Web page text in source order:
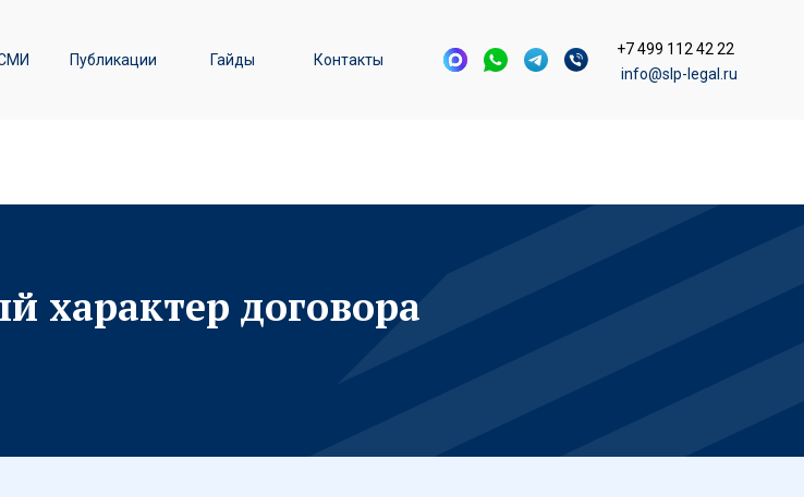
info@slp-legal.ru
+7 499 112 42 22
Публикации Гайды Контакты
Железнодорожные перевозки
характер договора